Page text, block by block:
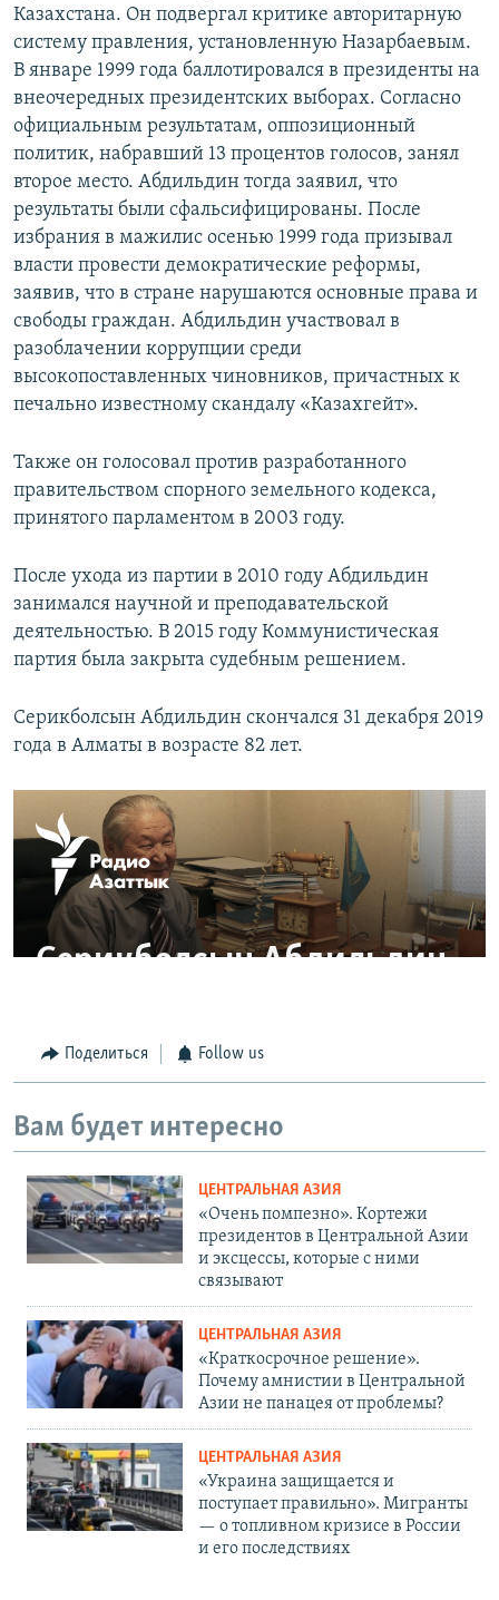
Казахстана. Он подвергал критике авторитарную
систему правления, установленную Назарбаевым.
В январе 1999 года баллотировался в президенты на
внеочередных президентских выборах. Согласно
официальным результатам, оппозиционный
политик, набравший 13 процентов голосов, занял
второе место. Абдильдин тогда заявил, что
результаты были сфальсифицированы. После
избрания в мажилис осенью 1999 года призывал
власти провести демократические реформы,
заявив, что в стране нарушаются основные права и
свободы граждан. Абдильдин участвовал в
разоблачении коррупции среди
высокопоставленных чиновников, причастных к
печально известному скандалу «Казахгейт».
Также он голосовал против разработанного
правительством спорного земельного кодекса,
принятого парламентом в 2003 году.
После ухода из партии в 2010 году Абдильдин
занимался научной и преподавательской
деятельностью. В 2015 году Коммунистическая
партия была закрыта судебным решением.
Серикболсын Абдильдин скончался 31 декабря 2019
года в Алматы в возрасте 82 лет.
Поделиться Follow us
Вам будет интересно
ЦЕНТРАЛЬНАЯ АЗИЯ
«Очень помпезно». Кортежи
президентов в Центральной Азии
и эксцессы, которые с ними
связывают
ЦЕНТРАЛЬНАЯ АЗИЯ
«Краткосрочное решение».
Почему амнистии в Центральной
Азии не панацея от проблемы?
ЦЕНТРАЛЬНАЯ АЗИЯ
«Украина защищается и
поступает правильно». Мигранты
— о топливном кризисе в России
и его последствиях